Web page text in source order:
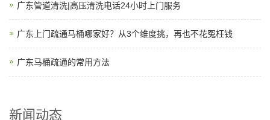
广东管道清洗|高压清洗电话24小时上门服务
广东上门疏通马桶哪家好？从3个维度挑，再也不花冤枉钱
广东马桶疏通的常用方法
新闻动态